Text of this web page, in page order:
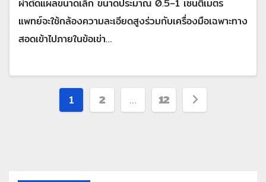
ผ่าตัดแผลขนาดเล็ก ขนาดประมาณ 0.5–1 เซนติเมตร
แพทย์จะใช้กล้องความละเอียดสูงร่วมกับเครื่องมือเฉพาะทาง
สอดเข้าไปภายในข้อเข่า…
1 2 … 12